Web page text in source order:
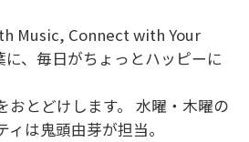
Music, Connect with Your
、毎日がちょっとハッピーに
おとどけします。 水曜・木曜の
ィは鬼頭由芽が担当。